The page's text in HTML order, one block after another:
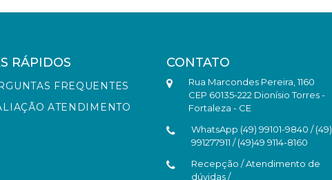
RÁPIDOS
FREQUENTES
ATENDIMENTO
CONTATO
Rua Marcondes Pereira, 1160
CEP 60135-222 Dionísio Torres -
Fortaleza - CE
WhatsApp (49) 99101-9840 / (49)
991277911 / (49)49 9114-8160
Recepção / Atendimento de
dúvidas /